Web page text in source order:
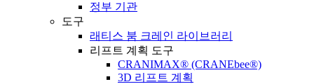
정부 기관
도구
래티스 붐 크레인 라이브러리
리프트 계획 도구
CRANIMAX® (CRANEbee®)
3D 리프트 계획